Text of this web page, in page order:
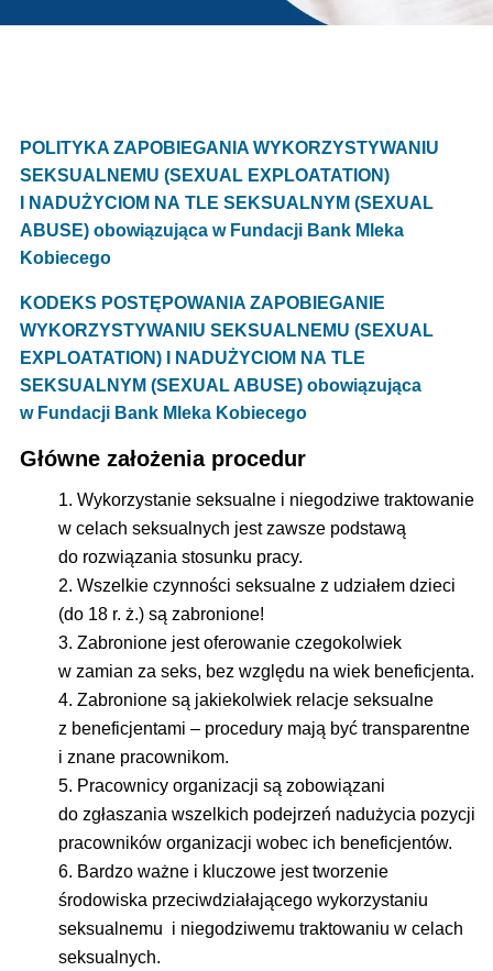
POLITYKA ZAPOBIEGANIA WYKORZYSTYWANIU
SEKSUALNEMU (SEXUAL EXPLOATATION)
I NADUŻYCIOM NA TLE SEKSUALNYM (SEXUAL
ABUSE) obowiązująca w Fundacji Bank Mleka
Kobiecego
KODEKS POSTĘPOWANIA ZAPOBIEGANIE
WYKORZYSTYWANIU SEKSUALNEMU (SEXUAL
EXPLOATATION) I NADUŻYCIOM NA TLE
SEKSUALNYM (SEXUAL ABUSE) obowiązująca
w Fundacji Bank Mleka Kobiecego
Główne założenia procedur
Wykorzystanie seksualne i niegodziwe traktowanie
w celach seksualnych jest zawsze podstawą
do rozwiązania stosunku pracy.
Wszelkie czynności seksualne z udziałem dzieci
(do 18 r. ż.) są zabronione!
Zabronione jest oferowanie czegokolwiek
w zamian za seks, bez względu na wiek beneficjenta.
Zabronione są jakiekolwiek relacje seksualne
z beneficjentami – procedury mają być transparentne
i znane pracownikom.
Pracownicy organizacji są zobowiązani
do zgłaszania wszelkich podejrzeń nadużycia pozycji
pracowników organizacji wobec ich beneficjentów.
Bardzo ważne i kluczowe jest tworzenie
środowiska przeciwdziałającego wykorzystaniu
seksualnemu i niegodziwemu traktowaniu w celach
seksualnych.